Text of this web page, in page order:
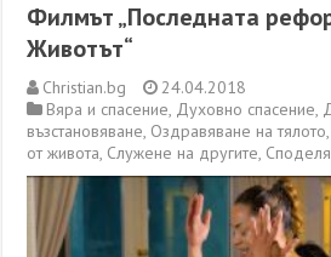
Филмът „Последната
Животът“
Christian.bg
24.04.2018
Вяра и спасение, Духовно спасение,
възстановяване, Оздравяване на тялото,
от живота, Служене на другите,